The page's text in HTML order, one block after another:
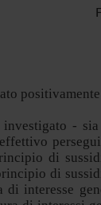
-
di
di
di interesse